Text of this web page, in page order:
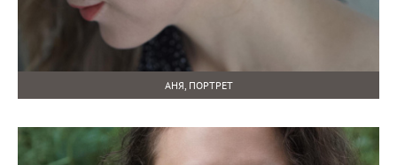
АНЯ, ПОРТРЕТ